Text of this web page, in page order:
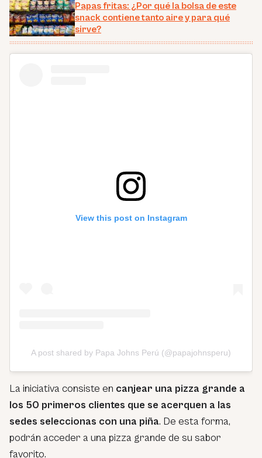
Papas fritas: ¿Por qué la bolsa de este
snack contiene tanto aire y para qué
sirve?
View this post on Instagram
A post shared by Papa Johns Perú (@papajohnsperu)
La iniciativa consiste en canjear una pizza grande a
los 50 primeros clientes que se acerquen a las
sedes seleccionas con una piña. De esta forma,
podrán acceder a una pizza grande de su sabor
favorito.